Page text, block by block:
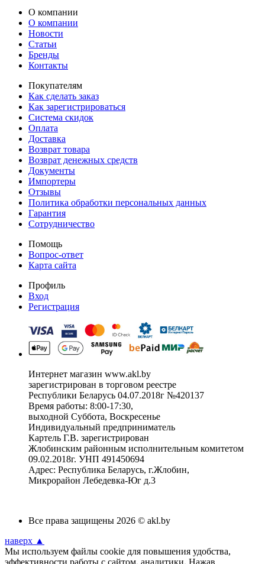
О компании
О компании
Новости
Статьи
Бренды
Контакты
Покупателям
Как сделать заказ
Как зарегистрироваться
Система скидок
Оплата
Доставка
Возврат товара
Возврат денежных средств
Документы
Импортеры
Отзывы
Политика обработки персональных данных
Гарантия
Сотрудничество
Помощь
Вопрос-ответ
Карта сайта
Профиль
Вход
Регистрация
Интернет магазин www.akl.by
зарегистрирован в торговом реестре
Республики Беларусь 04.07.2018г №420137
Время работы: 8:00-17:30,
выходной Суббота, Воскресенье
Индивидуальный предприниматель
Картель Г.В. зарегистрирован
Жлобинским районным исполнительным комитетом
09.02.2018г. УНП 491450694
Адрес: Республика Беларусь, г.Жлобин,
Микрорайон Лебедевка-Юг д.3
Все права защищены 2026 © akl.by
наверх ▲
Мы используем файлы cookie для повышения удобства,
эффективности работы с сайтом, аналитики. Нажав